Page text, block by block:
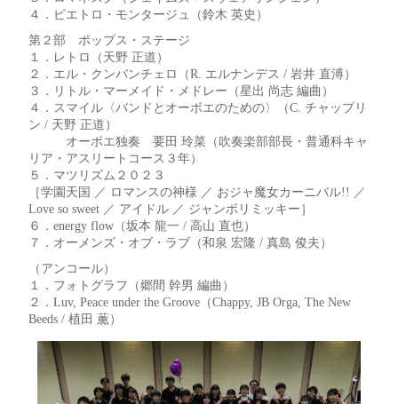
４．ピエトロ・モンタージュ（鈴木 英史）
第２部 ポップス・ステージ
１．レトロ（天野 正道）
２．エル・クンバンチェロ（R. エルナンデス / 岩井 直溥）
３．リトル・マーメイド・メドレー（星出 尚志 編曲）
４．スマイル〈バンドとオーボエのための〉（C. チャップリ
ン / 天野 正道）
オーボエ独奏 要田 玲菜（吹奏楽部部長・普通科キャ
リア・アスリートコース３年）
５．マツリズム２０２３
［学園天国 ／ ロマンスの神様 ／ おジャ魔女カーニバル!! ／
Love so sweet ／ アイドル ／ ジャンボリミッキー］
６．energy flow（坂本 龍一 / 高山 直也）
７．オーメンズ・オブ・ラブ（和泉 宏隆 / 真島 俊夫）
（アンコール）
１．フォトグラフ（郷間 幹男 編曲）
２．Luv, Peace under the Groove（Chappy, JB Orga, The New
Beeds / 植田 薫）